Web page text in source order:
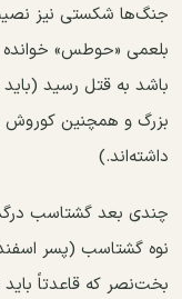
جنگ‌ها شکستی نیز
بلعمی «حوطس»
باشد به قتل رسید
بزرگ و همچنین کوروش
داشته‌اند.)
چندی بعد گشتاسب
نوه گشتاسب (پسر
بخت‌نصر که قاعدتاً